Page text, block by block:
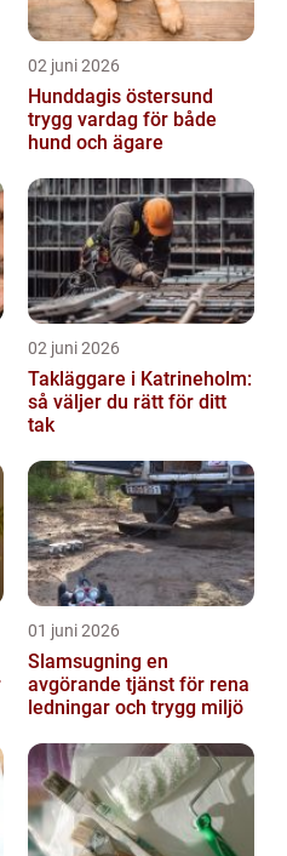
02 juni 2026
Hunddagis östersund
trygg vardag för både
hund och ägare
02 juni 2026
Takläggare i Katrineholm:
så väljer du rätt för ditt
tak
01 juni 2026
Slamsugning en
avgörande tjänst för rena
ledningar och trygg miljö